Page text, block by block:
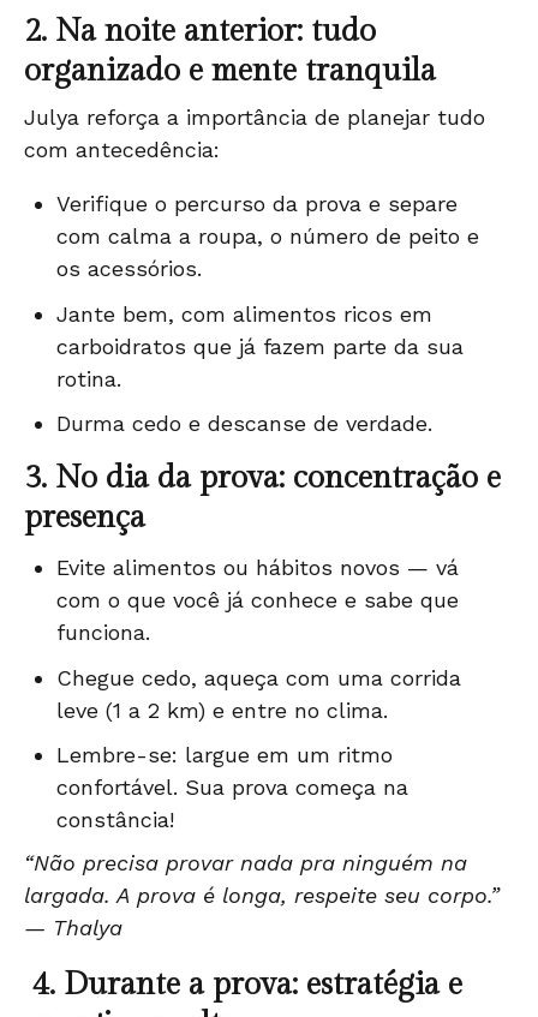
2. Na noite anterior: tudo
organizado e mente tranquila
Julya reforça a importância de planejar tudo
com antecedência:
Verifique o percurso da prova e separe
com calma a roupa, o número de peito e
os acessórios.
Jante bem, com alimentos ricos em
carboidratos que já fazem parte da sua
rotina.
Durma cedo e descanse de verdade.
3. No dia da prova: concentração e
presença
Evite alimentos ou hábitos novos — vá
com o que você já conhece e sabe que
funciona.
Chegue cedo, aqueça com uma corrida
leve (1 a 2 km) e entre no clima.
Lembre-se: largue em um ritmo
confortável. Sua prova começa na
constância!
“Não precisa provar nada pra ninguém na
largada. A prova é longa, respeite seu corpo.”
— Thalya
4. Durante a prova: estratégia e